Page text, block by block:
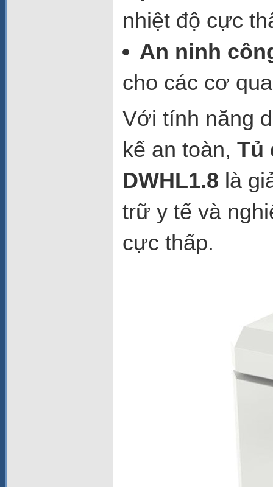
nhiệt độ cực
An ninh
cho các cơ
Với tính năng
kế an toàn, Tủ
DWHL1.8 là
trữ y tế và
cực thấp.